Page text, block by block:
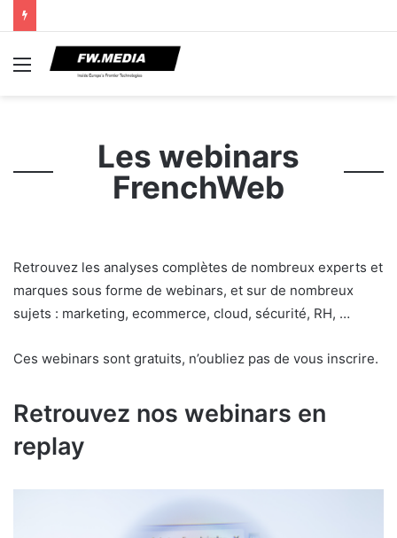
Menu
Les webinars
FrenchWeb
Retrouvez les analyses complètes de nombreux experts et
marques sous forme de webinars, et sur de nombreux
sujets : marketing, ecommerce, cloud, sécurité, RH, …
Ces webinars sont gratuits, n’oubliez pas de vous inscrire.
Retrouvez nos webinars en
replay